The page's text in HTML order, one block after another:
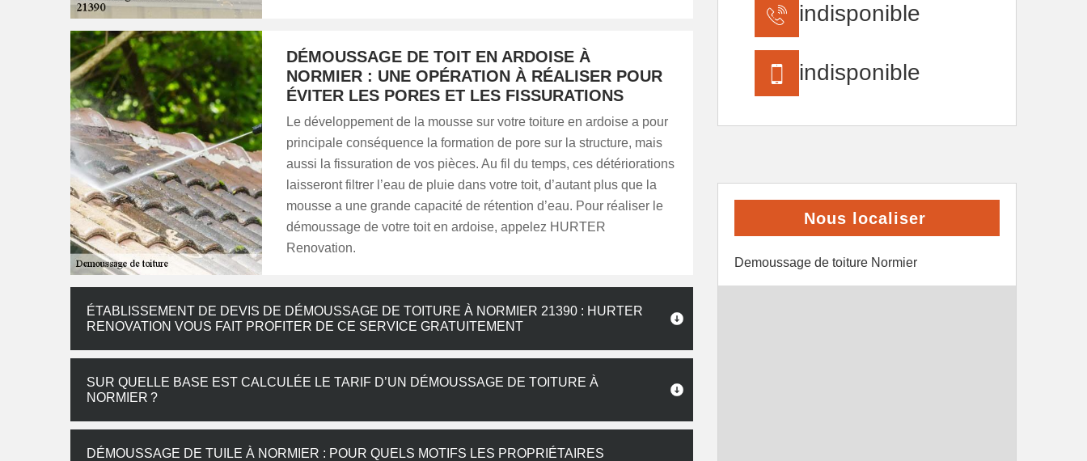
DÉMOUSSAGE DE TOIT EN ARDOISE À
NORMIER : UNE OPÉRATION À RÉALISER POUR
ÉVITER LES PORES ET LES FISSURATIONS
Le développement de la mousse sur votre toiture en ardoise a pour
principale conséquence la formation de pore sur la structure, mais
aussi la fissuration de vos pièces. Au fil du temps, ces détériorations
laisseront filtrer l’eau de pluie dans votre toit, d’autant plus que la
mousse a une grande capacité de rétention d’eau. Pour réaliser le
démoussage de votre toit en ardoise, appelez HURTER
Renovation.
ÉTABLISSEMENT DE DEVIS DE DÉMOUSSAGE DE TOITURE À NORMIER 21390 : HURTER
RENOVATION VOUS FAIT PROFITER DE CE SERVICE GRATUITEMENT
SUR QUELLE BASE EST CALCULÉE LE TARIF D’UN DÉMOUSSAGE DE TOITURE À
NORMIER ?
DÉMOUSSAGE DE TUILE À NORMIER : POUR QUELS MOTIFS LES PROPRIÉTAIRES
indisponible
indisponible
Nous localiser
Demoussage de toiture Normier